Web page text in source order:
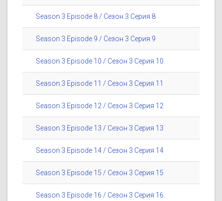
Season 3 Episode 8 / Сезон 3 Серия 8
Season 3 Episode 9 / Сезон 3 Серия 9
Season 3 Episode 10 / Сезон 3 Серия 10
Season 3 Episode 11 / Сезон 3 Серия 11
Season 3 Episode 12 / Сезон 3 Серия 12
Season 3 Episode 13 / Сезон 3 Серия 13
Season 3 Episode 14 / Сезон 3 Серия 14
Season 3 Episode 15 / Сезон 3 Серия 15
Season 3 Episode 16 / Сезон 3 Серия 16